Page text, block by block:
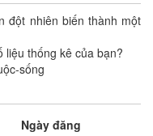
đột nhiên biến thành một
liệu thống kê của bạn?
sống
Ngày đăng